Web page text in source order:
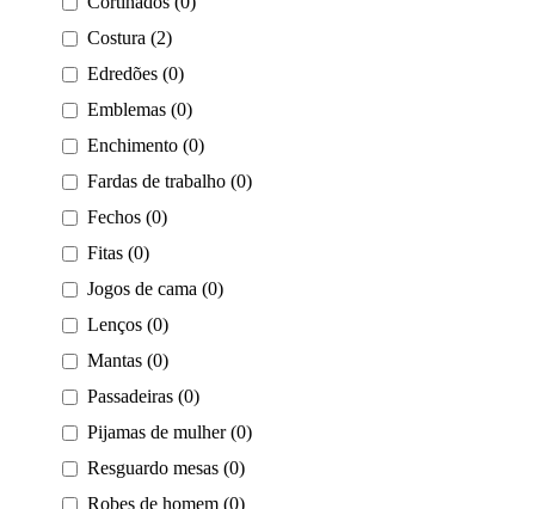
Costura (2)
Edredões (0)
Emblemas (0)
Enchimento (0)
Fardas de trabalho (0)
Fechos (0)
Fitas (0)
Jogos de cama (0)
Lenços (0)
Mantas (0)
Passadeiras (0)
Pijamas de mulher (0)
Resguardo mesas (0)
Robes de homem (0)